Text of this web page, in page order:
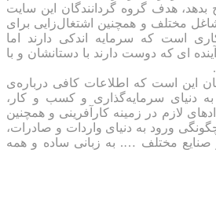
بدهد، هدف گروه گردانندگان این سایت
مختلف و همچنین اشتغال‌زایی برای
است که سرمایه اندکی دارند اما
ای که دوست دارند با دستانشان و با
این است که ‌اطلاعات کافی درباره‌ی
به دنیای سرمایه‌گذاری و کسب و کار،
لازم در زمینه کارآفرینی و همچنین
ورود به دنیای واردات و صادرات،
مختلف …. به زبانی ساده و همه